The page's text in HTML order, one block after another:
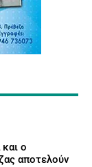
ο
αποτελούν